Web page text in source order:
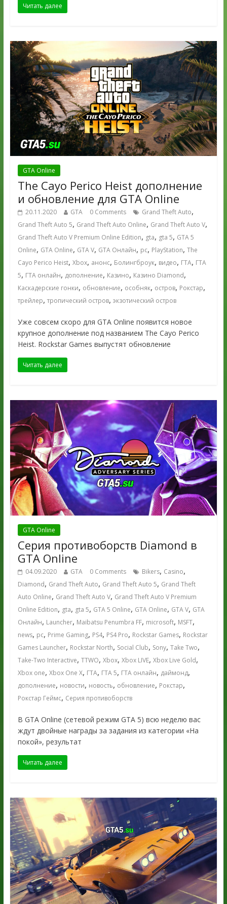
Читать далее
GTA Online
The Cayo Perico Heist дополнение
и обновление для GTA Online
20.11.2020 GTA 0 Comments Grand Theft Auto,
Grand Theft Auto 5, Grand Theft Auto Online, Grand Theft Auto V,
Grand Theft Auto V Premium Online Edition, gta, gta 5, GTA 5
Online, GTA Online, GTA V, GTA Онлайн, pc, PlayStation, The
Cayo Perico Heist, Xbox, анонс, Болингброук, видео, ГТА, ГТА
5, ГТА онлайн, дополнение, Казино, Казино Diamond,
Каскадерские гонки, обновление, особняк, остров, Рокстар,
трейлер, тропический остров, экзотический остров
Уже совсем скоро для GTA Online появится новое
крупное дополнение под названием The Cayo Perico
Heist. Rockstar Games выпустят обновление
Читать далее
GTA Online
Серия противоборств Diamond в
GTA Online
04.09.2020 GTA 0 Comments Bikers, Casino,
Diamond, Grand Theft Auto, Grand Theft Auto 5, Grand Theft
Auto Online, Grand Theft Auto V, Grand Theft Auto V Premium
Online Edition, gta, gta 5, GTA 5 Online, GTA Online, GTA V, GTA
Онлайн, Launcher, Maibatsu Penumbra FF, microsoft, MSFT,
news, pc, Prime Gaming, PS4, PS4 Pro, Rockstar Games, Rockstar
Games Launcher, Rockstar North, Social Club, Sony, Take Two,
Take-Two Interactive, TTWO, Xbox, Xbox LIVE, Xbox Live Gold,
Xbox one, Xbox One X, ГТА, ГТА 5, ГТА онлайн, даймонд,
дополнение, новости, новость, обновление, Рокстар,
Рокстар Геймс, Серия противоборств
В GTA Online (сетевой режим GTA 5) всю неделю вас
ждут двойные награды за задания из категории «На
покой», результат
Читать далее